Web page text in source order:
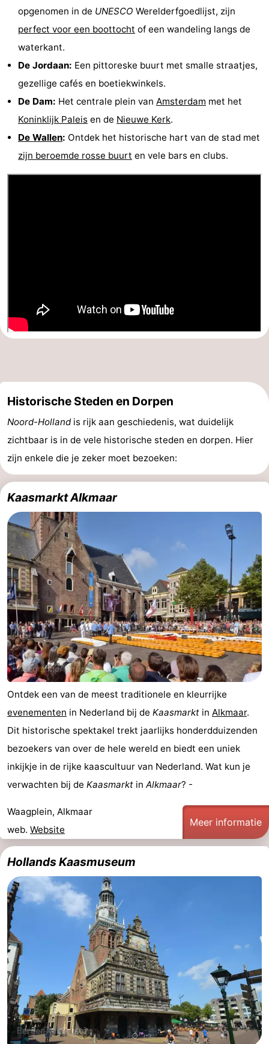
opgenomen in de UNESCO Werelderfgoedlijst, zijn
perfect voor een boottocht of een wandeling langs de
waterkant.
De Jordaan: Een pittoreske buurt met smalle straatjes,
gezellige cafés en boetiekwinkels.
De Dam: Het centrale plein van Amsterdam met het
Koninklijk Paleis en de Nieuwe Kerk.
De Wallen: Ontdek het historische hart van de stad met
zijn beroemde rosse buurt en vele bars en clubs.
Historische Steden en Dorpen
Noord-Hollandis rijk aan geschiedenis, wat duidelijk
zichtbaar is in de vele historische steden en dorpen. Hier
zijn enkele die je zeker moet bezoeken:
Kaasmarkt Alkmaar
Ontdek een van de meest traditionele en kleurrijke
evenementen in Nederland bij de Kaasmarkt in Alkmaar.
Dit historische spektakel trekt jaarlijks honderdduizenden
bezoekers van over de hele wereld en biedt een uniek
inkijkje in de rijke kaascultuur van Nederland. Wat kun je
verwachten bij de Kaasmarkt in Alkmaar? -
Waagplein, Alkmaar
web. Website
Meer informatie
Hollands Kaasmuseum